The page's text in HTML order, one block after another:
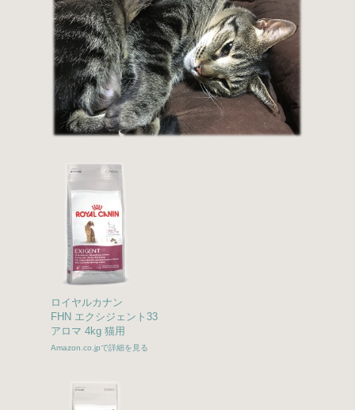
ロイヤルカナン
FHN エクシジェント33
アロマ 4kg 猫用
Amazon.co.jpで詳細を見る